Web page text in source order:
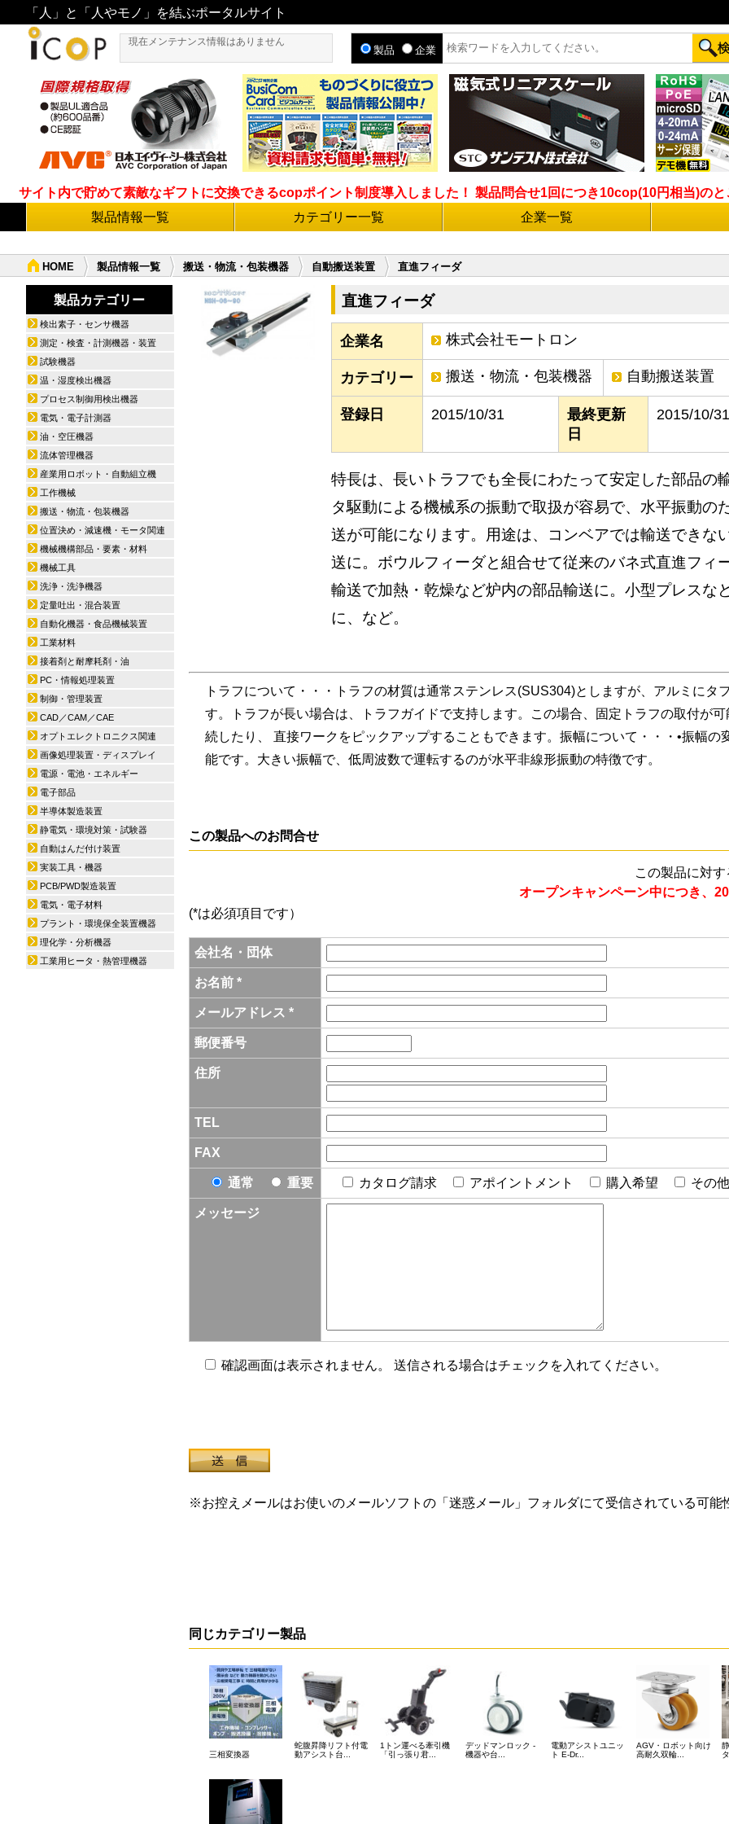
「人」と「人やモノ」を結ぶポータルサイト
現在メンテナンス情報はありません
製品 企業
サイト内で貯めて素敵なギフトに交換できるcopポイント制度導入しました！ 製品問合せ1回につき10cop(10円相当)の
製品情報一覧
カテゴリー一覧 企業一覧
HOME 製品情報一覧 搬送・物流・包装機器 自動搬送装置 直進フィーダ
直進フィーダ
企業名 株式会社モートロン
カテゴリー 搬送・物流・包装機器 自動搬送装置
登録日 2015/10/31
最終更新
日
2015/10/31
特長は、長いトラフでも全長にわたって安定した部品の
タ駆動による機械系の振動で取扱が容易で、水平振動の
送が可能になります。用途は、コンベアでは輸送できな
送に。ボウルフィーダと組合せて従来のバネ式直進フィ
輸送で加熱・乾燥など炉内の部品輸送に。小型プレスな
に、など。
トラフについて・・・トラフの材質は通常ステンレス(SUS304)としますが、アルミにタ
す。トラフが長い場合は、トラフガイドで支持します。この場合、固定トラフの取付が
続したり、 直接ワークをピックアップすることもできます。振幅について・・・•振幅の
能です。大きい振幅で、低周波数で運転するのが水平非線形振動の特徴です。
この製品へのお問合せ
この製品に対
オープンキャンペーン中につき、
(*は必須項目です）
会社名・団体
お名前 *
メールアドレス *
郵便番号
住所
TEL
FAX
通常 重要 カタログ請求 アポイントメント 購入希望 その他
メッセージ
確認画面は表示されません。 送信される場合はチェックを入れてください。
※お控えメールはお使いのメールソフトの「迷惑メール」フォルダにて受信されている可能
同じカテゴリー製品
三相変換器
蛇腹昇降リフト付電
動アシスト台...
1トン運べる牽引機
「引っ張り君...
デッドマンロック -
機器や台...
電動アシストユニッ
ト E-Dr...
AGV・ロボット向け
高耐久双輪...
製品カテゴリー
検出素子・センサ機器
測定・検査・計測機器・装置
試験機器
温・湿度検出機器
プロセス制御用検出機器
電気・電子計測器
油・空圧機器
流体管理機器
産業用ロボット・自動組立機
工作機械
搬送・物流・包装機器
位置決め・減速機・モータ関連
機械機構部品・要素・材料
機械工具
洗浄・洗浄機器
定量吐出・混合装置
自動化機器・食品機械装置
工業材料
接着剤と耐摩耗剤・油
PC・情報処理装置
制御・管理装置
CAD／CAM／CAE
オプトエレクトロニクス関連
画像処理装置・ディスプレイ
電源・電池・エネルギー
電子部品
半導体製造装置
静電気・環境対策・試験器
自動はんだ付け装置
実装工具・機器
PCB/PWD製造装置
電気・電子材料
プラント・環境保全装置機器
理化学・分析機器
工業用ヒータ・熱管理機器